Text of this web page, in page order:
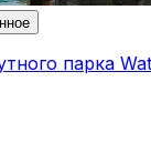
парка